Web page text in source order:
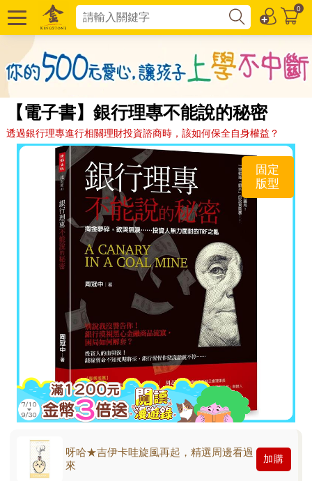
0
【電子書】銀行理專不能說的秘密
透過銀行理專進行相關理財投資諮商時，該如何保全自身權益？
固定
版型
呀哈★吉伊卡哇旋風再起，精選周邊看過
來
加購